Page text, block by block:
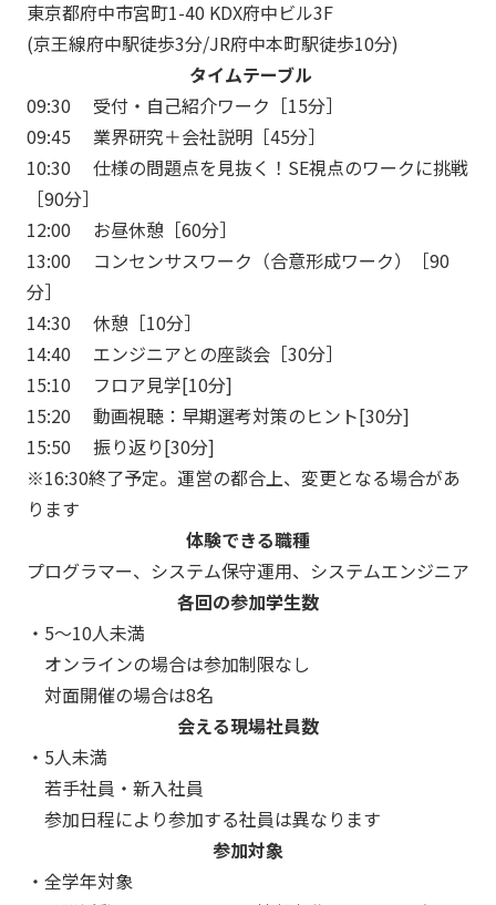
東京都府中市宮町1-40 KDX府中ビル3F
(京王線府中駅徒歩3分/JR府中本町駅徒歩10分)
タイムテーブル
09:30 受付・自己紹介ワーク［15分］
09:45 業界研究＋会社説明［45分］
10:30 仕様の問題点を見抜く！SE視点のワークに挑戦
［90分］
12:00 お昼休憩［60分］
13:00 コンセンサスワーク（合意形成ワーク）［90
分］
14:30 休憩［10分］
14:40 エンジニアとの座談会［30分］
15:10 フロア見学[10分]
15:20 動画視聴：早期選考対策のヒント[30分]
15:50 振り返り[30分]
※16:30終了予定。運営の都合上、変更となる場合があ
ります
体験できる職種
プログラマー、システム保守運用、システムエンジニア
各回の参加学生数
・5～10人未満
オンラインの場合は参加制限なし
対面開催の場合は8名
会える現場社員数
・5人未満
若手社員・新入社員
参加日程により参加する社員は異なります
参加対象
・全学年対象